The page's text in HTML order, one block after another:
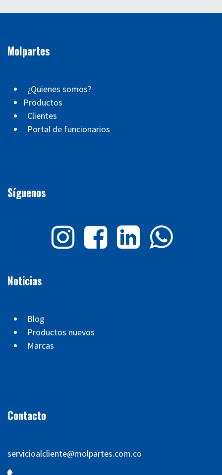
Molpartes
¿Quienes somos?
Productos
Clientes
Portal de funcionarios
Síguenos
Noticias
Blog
Productos nuevos
Marcas
Contacto
servicioalcliente@molpartes.com.co